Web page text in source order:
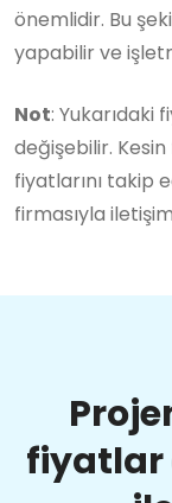
önemlidir. Bu
yapabilir ve
Not:
değişebilir.
fiyatlarını takip
firmasıyla
fiyatlar